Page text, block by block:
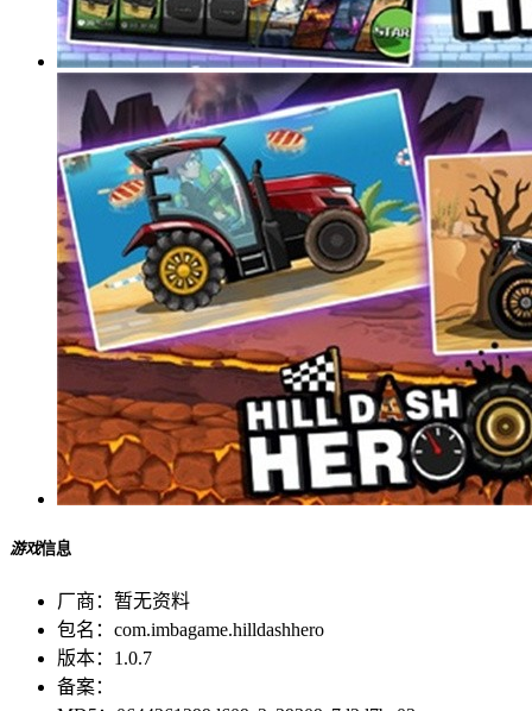
游戏信息
厂商： 暂无资料
包名： com.imbagame.hilldashhero
版本： 1.0.7
备案：